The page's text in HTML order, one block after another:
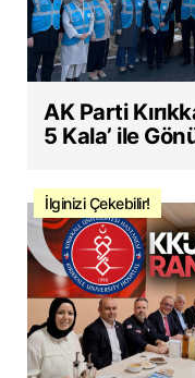
AK Parti
5 Kala’ ile
İlginizi Çekebilir!